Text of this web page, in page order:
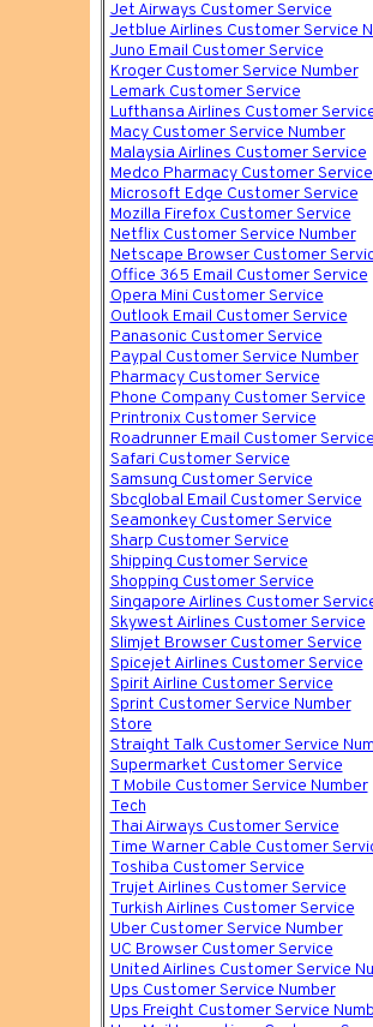
Jet Airways Customer Service
Jetblue Airlines Customer Service
Juno Email Customer Service
Kroger Customer Service Number
Lemark Customer Service
Lufthansa Airlines Customer
Macy Customer Service Number
Malaysia Airlines Customer Service
Medco Pharmacy Customer
Microsoft Edge Customer Service
Mozilla Firefox Customer Service
Netflix Customer Service Number
Netscape Browser Customer
Office 365 Email Customer Service
Opera Mini Customer Service
Outlook Email Customer Service
Panasonic Customer Service
Paypal Customer Service Number
Pharmacy Customer Service
Phone Company Customer Service
Printronix Customer Service
Roadrunner Email Customer Service
Safari Customer Service
Samsung Customer Service
Sbcglobal Email Customer Service
Seamonkey Customer Service
Sharp Customer Service
Shipping Customer Service
Shopping Customer Service
Singapore Airlines Customer
Skywest Airlines Customer Service
Slimjet Browser Customer Service
Spicejet Airlines Customer Service
Spirit Airline Customer Service
Sprint Customer Service Number
Store
Straight Talk Customer Service
Supermarket Customer Service
T Mobile Customer Service Number
Tech
Thai Airways Customer Service
Time Warner Cable Customer
Toshiba Customer Service
Trujet Airlines Customer Service
Turkish Airlines Customer Service
Uber Customer Service Number
UC Browser Customer Service
United Airlines Customer Service
Ups Customer Service Number
Ups Freight Customer Service